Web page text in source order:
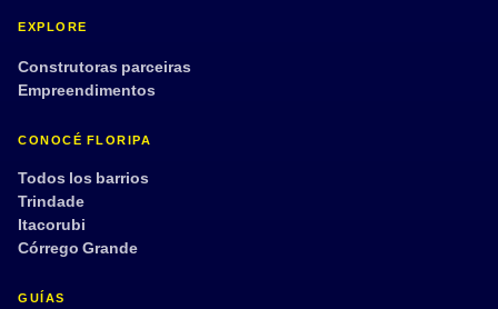
EXPLORE
Construtoras parceiras
Empreendimentos
CONOCÉ FLORIPA
Todos los barrios
Trindade
Itacorubi
Córrego Grande
GUÍAS